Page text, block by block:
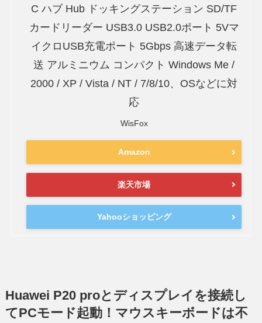
C ハブ Hub ドッキングステーション SD/TF
カードリーダー USB3.0 USB2.0ポート 5Vマ
イクロUSB充電ポート 5Gbps 高速データ転
送 アルミニウム コンパクト Windows Me /
2000 / XP / Vista / NT / 7/8/10、OSなどに対
応
WisFox
Amazon
楽天市場
Yahooショッピング
Huawei P20 proとディスプレイを接続し
てPCモード起動！マウスキーボードは不